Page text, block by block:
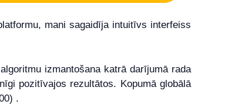
mani sagaidīja intuitīvs interfeiss
izmantošana katrā darījumā rada
pozitīvajos rezultātos. Kopumā globālā
.